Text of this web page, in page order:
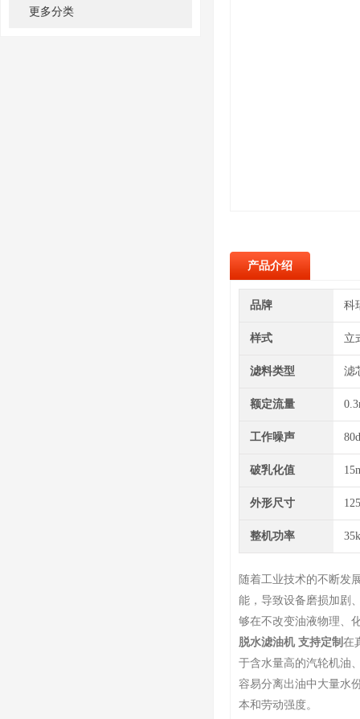
更多分类
产品介绍
品牌 科
样式 立
滤料类型 滤
额定流量
工作噪声
破乳化值
外形尺寸
整机功率
随着工业技术的不断发
能，导致设备磨损加剧
够在不改变油液物理、
脱水滤油机 支持定制 在
于含水量高的汽轮机油
容易分离出油中大量水
本和劳动强度。